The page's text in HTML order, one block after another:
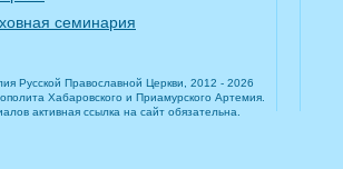
семинария
Русской Православной Церкви, 2012 - 2026
Хабаровского и Приамурского Артемия.
активная ссылка на сайт обязательна.